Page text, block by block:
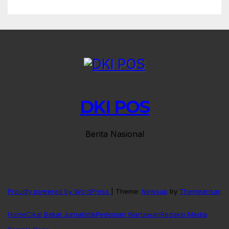
DKI POS
Berita Nasional
Proudly powered by WordPress Theme: Newsup by Themeansar.
HomeCikal Bakal JurnalistikPedoman WartawanRedaksi Media